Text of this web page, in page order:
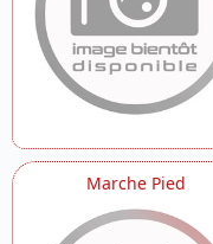
Marche Pied